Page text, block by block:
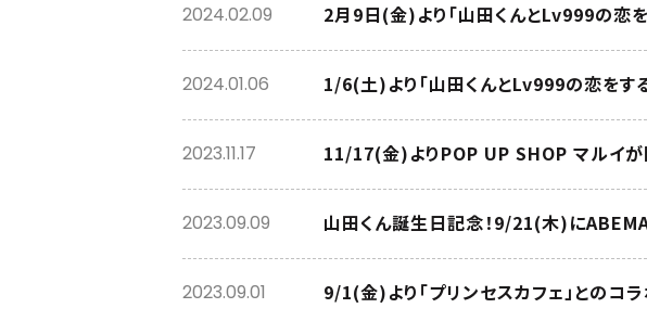
2月9日(金)より「山田くんとLv999の恋
2024.02.09
1/6(土)より「山田くんとLv999の恋を
2024.01.06
11/17(金)よりPOP UP SHOP マルイが
2023.11.17
山田くん誕生日記念！9/21(木)に
2023.09.09
9/1(金)より「プリンセスカフェ」とのコラ
2023.09.01